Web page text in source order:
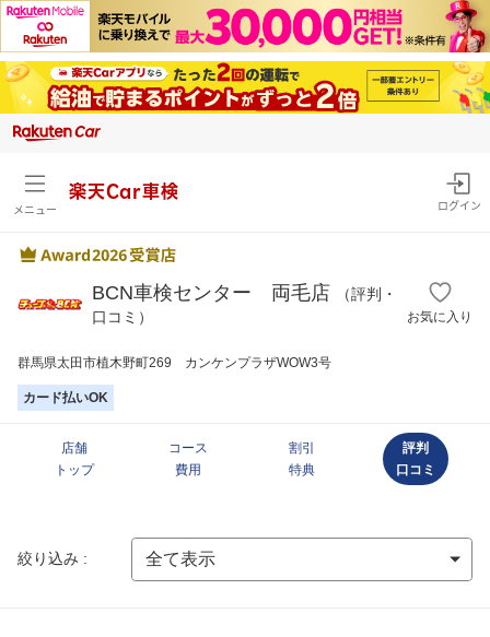
メニュー
楽天Car車検
ログイン
BCN車検センター 両毛店
（評判・
口コミ）
お気に入り
群馬県太田市植木野町269 カンケンプラザWOW3号
カード払いOK
店舗
トップ
コース
費用
割引
特典
評判
口コミ
絞り込み :